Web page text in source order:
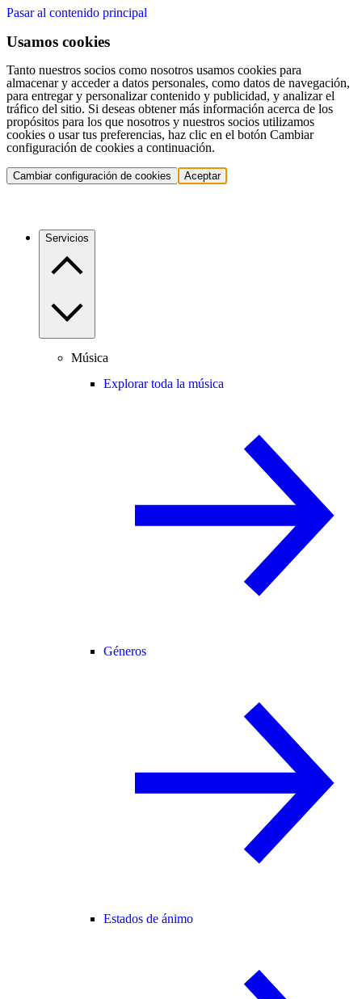
Pasar al contenido principal
Usamos cookies
Tanto nuestros socios como nosotros usamos cookies para
almacenar y acceder a datos personales, como datos de navegación,
para entregar y personalizar contenido y publicidad, y analizar el
tráfico del sitio. Si deseas obtener más información acerca de los
propósitos para los que nosotros y nuestros socios utilizamos
cookies o usar tus preferencias, haz clic en el botón Cambiar
configuración de cookies a continuación.
Cambiar configuración de cookies Aceptar
Servicios
Música
Explorar toda la música
Géneros
Estados de ánimo